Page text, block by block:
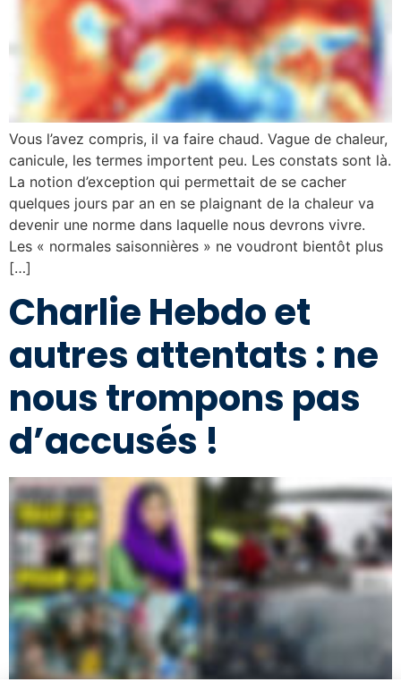
Vous l’avez compris, il va faire chaud. Vague de chaleur,
canicule, les termes importent peu. Les constats sont là.
La notion d’exception qui permettait de se cacher
quelques jours par an en se plaignant de la chaleur va
devenir une norme dans laquelle nous devrons vivre.
Les « normales saisonnières » ne voudront bientôt plus
[…]
Charlie Hebdo et
autres attentats : ne
nous trompons pas
d’accusés !